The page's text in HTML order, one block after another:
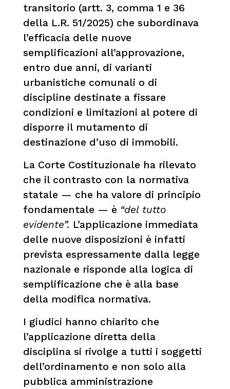
transitorio (artt. 3, comma 1 e 36
della L.R. 51/2025) che subordinava
l’efficacia delle nuove
semplificazioni all’approvazione,
entro due anni, di varianti
urbanistiche comunali o di
discipline destinate a fissare
condizioni e limitazioni al potere di
disporre il mutamento di
destinazione d’uso di immobili.
La Corte Costituzionale ha rilevato
che il contrasto con la normativa
statale — che ha valore di principio
fondamentale — è “del tutto
evidente”. L’applicazione immediata
delle nuove disposizioni è infatti
prevista espressamente dalla legge
nazionale e risponde alla logica di
semplificazione che è alla base
della modifica normativa.
I giudici hanno chiarito che
l’applicazione diretta della
disciplina si rivolge a tutti i soggetti
dell’ordinamento e non solo alla
pubblica amministrazione